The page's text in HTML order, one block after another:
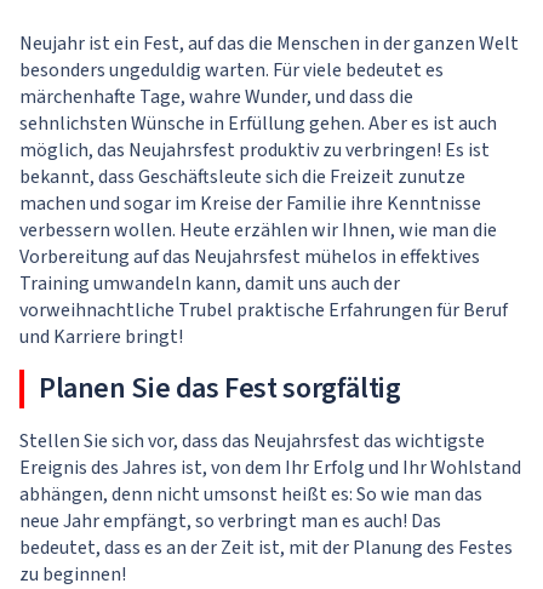
Neujahr ist ein Fest, auf das die Menschen in der ganzen Welt
besonders ungeduldig warten. Für viele bedeutet es
märchenhafte Tage, wahre Wunder, und dass die
sehnlichsten Wünsche in Erfüllung gehen. Aber es ist auch
möglich, das Neujahrsfest produktiv zu verbringen! Es ist
bekannt, dass Geschäftsleute sich die Freizeit zunutze
machen und sogar im Kreise der Familie ihre Kenntnisse
verbessern wollen. Heute erzählen wir Ihnen, wie man die
Vorbereitung auf das Neujahrsfest mühelos in effektives
Training umwandeln kann, damit uns auch der
vorweihnachtliche Trubel praktische Erfahrungen für Beruf
und Karriere bringt!
Planen Sie das Fest sorgfältig
Stellen Sie sich vor, dass das Neujahrsfest das wichtigste
Ereignis des Jahres ist, von dem Ihr Erfolg und Ihr Wohlstand
abhängen, denn nicht umsonst heißt es: So wie man das
neue Jahr empfängt, so verbringt man es auch! Das
bedeutet, dass es an der Zeit ist, mit der Planung des Festes
zu beginnen!